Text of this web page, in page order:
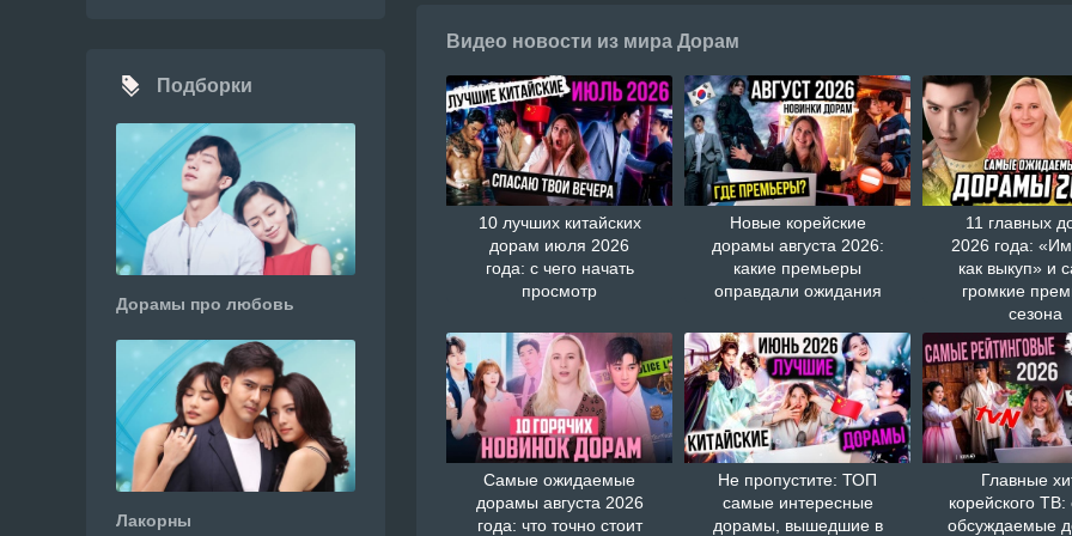
Видео новости из мира Дорам
10 лучших китайских
дорам июля 2026
года: с чего начать
просмотр
Новые корейские
дорамы августа 2026:
какие премьеры
оправдали ожидания
11 главных
2026 года:
как выкуп» и
громкие
сезона
Самые ожидаемые
дорамы августа 2026
года: что точно стоит
Не пропустите: ТОП
самые интересные
дорамы, вышедшие в
Главные
корейского
обсуждаемые
Подборки
Дорамы про любовь
Лакорны